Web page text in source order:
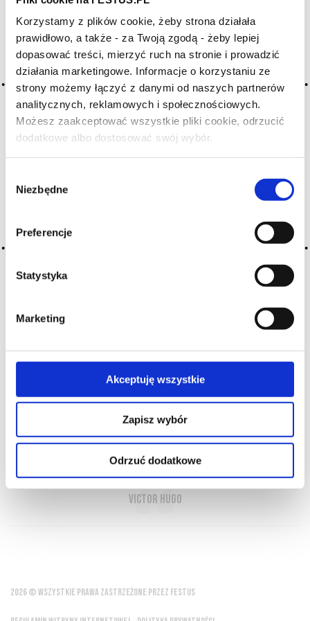
Korzystamy z plików cookie, żeby strona działała
prawidłowo, a także - za Twoją zgodą - żeby lepiej
dopasować treści, mierzyć ruch na stronie i prowadzić
działania marketingowe. Informacje o korzystaniu ze
strony możemy łączyć z danymi od naszych partnerów
analitycznych, reklamowych i społecznościowych.
Możesz zaakceptować wszystkie pliki cookie, odrzucić
dodatkowe albo dostosować swój wybór.
zgody
Niezbędne
Preferencje
Statystyka
Marketing
Akceptuję wszystkie
Zapisz wybór
Odrzuć dodatkowe
Czy masz ukończone 18 lat?
Archiwum wpisów tagu: jaune
żółty
2016-05-10
w odniesieniu do białego wina może to być kolor pszeniczny,
cytrynowy, złoty, słomkowy; źródłem koloru ż.
CZYTAJ WIĘCEJ
PRZEWODNIK
SŁOWNIK
Bóg stworzył wodę, lecz człowiek wynalazł
wino
Victor Hugo
2026 © WSZYSTKIE PRAWA ZASTRZEŻONE PRZEZ FESTUS